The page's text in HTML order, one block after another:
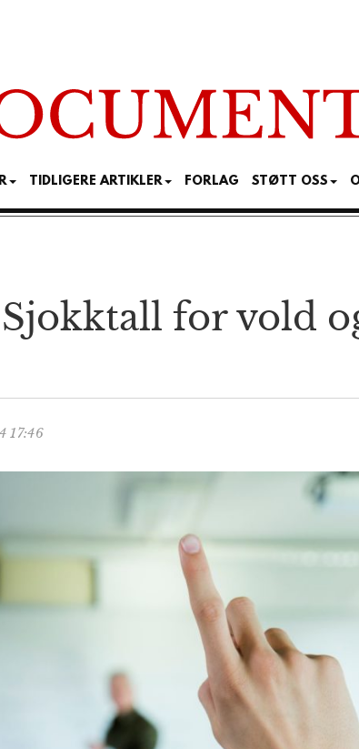
TIDLIGERE ARTIKLER FORLAG STØTT OSS
for vold
17:46